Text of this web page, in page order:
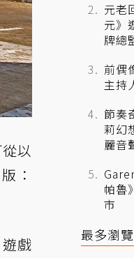
以
：
戲
元老
元》
牌總
前偶
主持
節奏
莉幻
麗音
帕魯
市
最多瀏覽